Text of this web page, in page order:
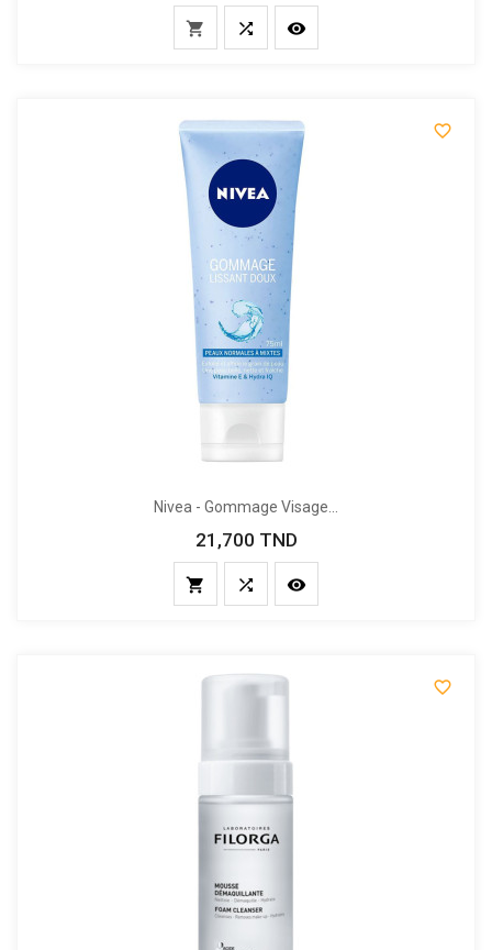
  

Nivea - Gommage Visage...
Prix
21,700 TND
  
